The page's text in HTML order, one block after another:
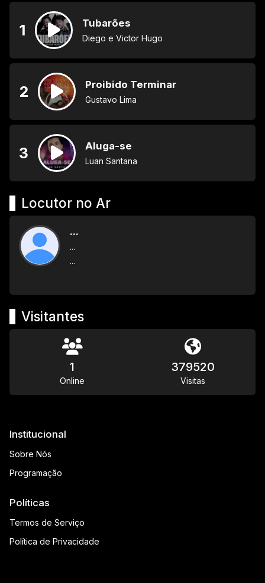
1 Tubarões
Diego e Victor Hugo
2 Proibido Terminar
Gustavo Lima
3 Aluga-se
Luan Santana
Locutor no Ar
...
...
...
Visitantes
1
Online
379520
Visitas
Institucional
Sobre Nós
Programação
Políticas
Termos de Serviço
Política de Privacidade